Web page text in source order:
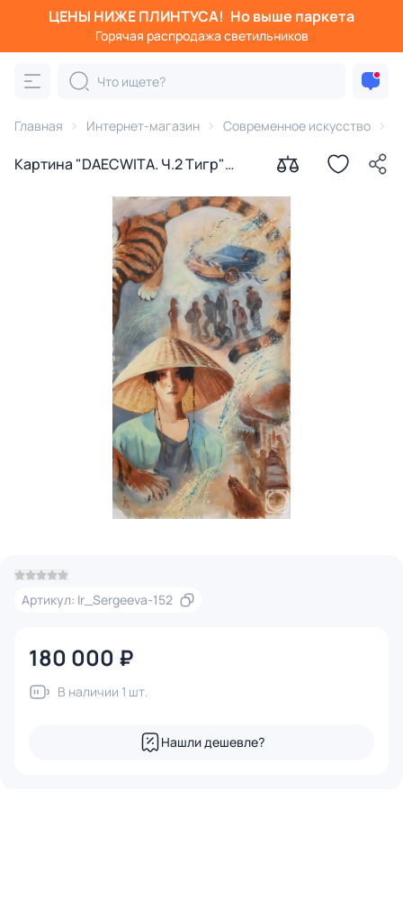
ЦЕНЫ НИЖЕ ПЛИНТУСА! Но выше паркета
Горячая распродажа светильников
Главная Интернет-магазин Современное искусство
Картина "DAECWITA. Ч.2 Тигр"
Артикул: Ir_Sergeeva-152
180 000 ₽
В наличии 1 шт.
Нашли дешевле?